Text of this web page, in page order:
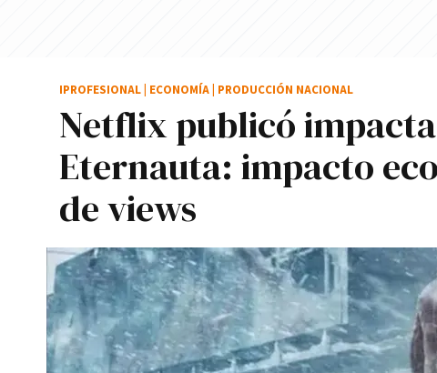
Netflix publicó
Eternauta: impacto
de views
IPROFESIONAL ECONOMÍA PRODUCCIÓN NACIONAL